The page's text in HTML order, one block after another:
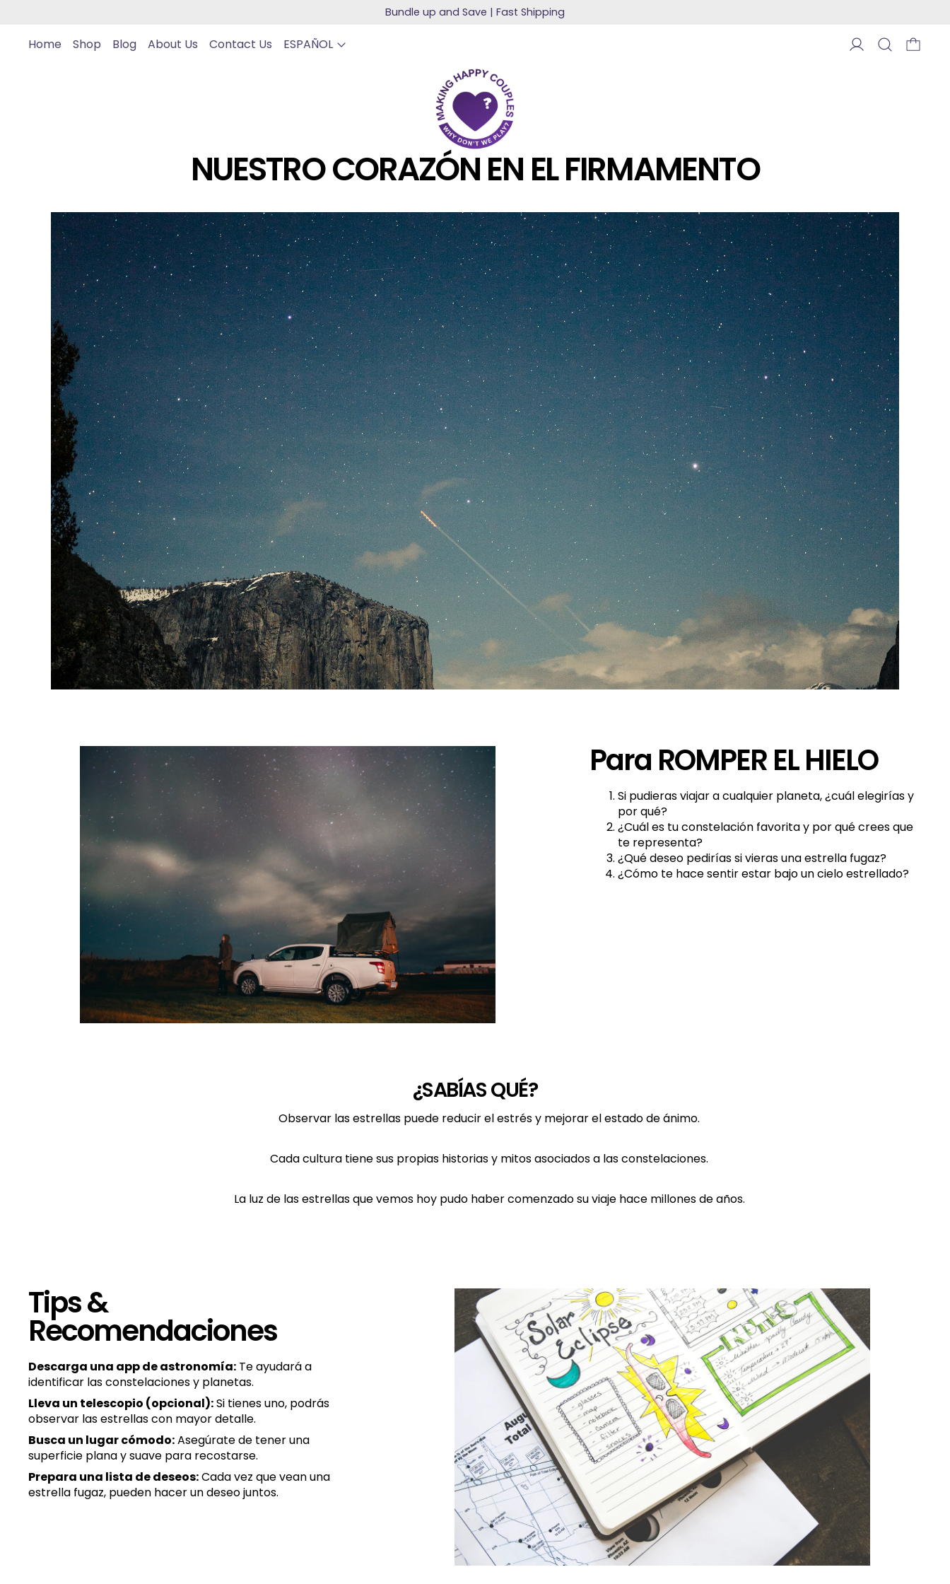
Bundle up and Save | Fast Shipping
Home Shop Blog About Us Contact Us ESPAÑOL
NUESTRO CORAZÓN EN EL FIRMAMENTO
Para ROMPER EL HIELO
Si pudieras viajar a cualquier planeta, ¿cuál elegirías y
por qué?
¿Cuál es tu constelación favorita y por qué crees que
te representa?
¿Qué deseo pedirías si vieras una estrella fugaz?
¿Cómo te hace sentir estar bajo un cielo estrellado?
¿SABÍAS QUÉ?
Observar las estrellas puede reducir el estrés y mejorar el estado de ánimo.
Cada cultura tiene sus propias historias y mitos asociados a las constelaciones.
La luz de las estrellas que vemos hoy pudo haber comenzado su viaje hace millones de años.
Tips &
Recomendaciones
Descarga una app de astronomía: Te ayudará a
identificar las constelaciones y planetas.
Lleva un telescopio (opcional):Si tienes uno, podrás
observar las estrellas con mayor detalle.
Busca un lugar cómodo:Asegúrate de tener una
superficie plana y suave para recostarse.
Prepara una lista de deseos:Cada vez que vean una
estrella fugaz, pueden hacer un deseo juntos.